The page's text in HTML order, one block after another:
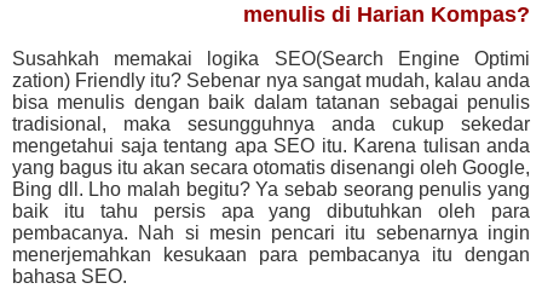
menulis di Harian Kompas?
Susahkah memakai logika SEO(Search Engine Optimi
zation) Friendly itu? Sebenar nya sangat mudah, kalau anda
bisa menulis dengan baik dalam tatanan sebagai penulis
tradisional, maka sesungguhnya anda cukup sekedar
mengetahui saja tentang apa SEO itu. Karena tulisan anda
yang bagus itu akan secara otomatis disenangi oleh Google,
Bing dll. Lho malah begitu? Ya sebab seorang penulis yang
baik itu tahu persis apa yang dibutuhkan oleh para
pembacanya. Nah si mesin pencari itu sebenarnya ingin
menerjemahkan kesukaan para pembacanya itu dengan
bahasa SEO.